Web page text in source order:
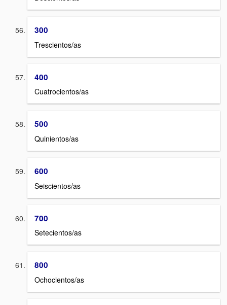
300
Trescientos/as
400
Cuatrocientos/as
500
Quinientos/as
600
Seiscientos/as
700
Setecientos/as
800
Ochocientos/as